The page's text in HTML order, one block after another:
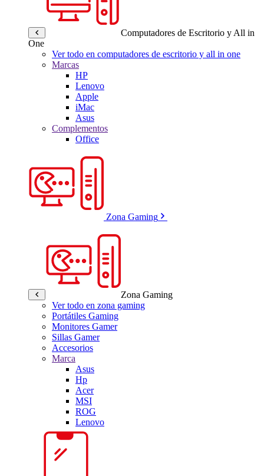
Computadores de Escritorio y All in
One
Ver todo en computadores de escritorio y all in one
Marcas
HP
Lenovo
Apple
iMac
Asus
Complementos
Office
Zona Gaming
Zona Gaming
Ver todo en zona gaming
Portátiles Gaming
Monitores Gamer
Sillas Gamer
Accesorios
Marca
Asus
Hp
Acer
MSI
ROG
Lenovo